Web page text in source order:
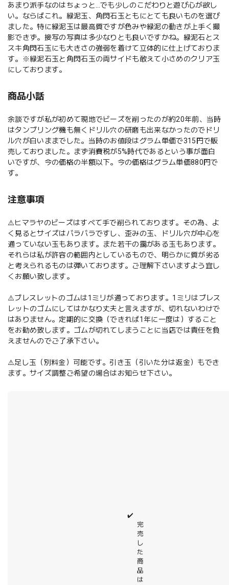
あまり派手なのはちょっと…でも少しのこだわりと遊び心が欲し
い。ならばこれ。緑泥玉、角閃石玉ともにとても良いものを選び
ました。特に緑泥玉は最高質ですが色みや緑泥の動きが上手く撮
影できず。接写の写真は多少なりとも良いですかね。緑泥石とス
スキ角閃石玉にも大きさの強弱を着けて立体的に仕上げておりま
す。※緑泥石玉と角閃石玉の両サイドも敢えて小さめのクリア玉
にしております。
商品小話
余談ですが私が初めて現地でビーズを削ったのが約20年前、当時
はタンブリング機も無くドリル穴の研磨も出来なかったのでドリ
ル穴が白いままでした。当時のお値段はグラム単価で315円で販
売しておりました。まず消費税が5%時代であるという事が面白
いですが、今の価格の半額以下。今の価格はグラム単価880円で
す。
注意事項
⚠️ヒマラヤのビーズはすべて手で削られております。その為、よ
く見るとサイズはバラバラですし、歪みの玉、ドリル穴が中心を
通っていない玉もあります。また若干の靄がある玉もあります。
それらは私が許容の範囲内としているもので、明らかに質が劣る
と考えられるものは弾いております。ご理解下さいますよう宜し
くお願い致します。
⚠️ブレスレットのゴムは1ミリが通っております。1ミリはブレス
レットのゴムにしてはかなり丈夫と言えますが、切れないわけで
はありません。定期的に交換（できれば1年に一度は）すること
をお勧め致します。ゴムが切れてしまうことに当店では責任を負
えませんのでご了承下さい。
⚠️足し玉（別料金）可能です。引き玉（引いた分は返金）もでき
ます。サイズ調整ご希望の場合はお知らせ下さい。
✔️
完
売
し
た
商
品
は